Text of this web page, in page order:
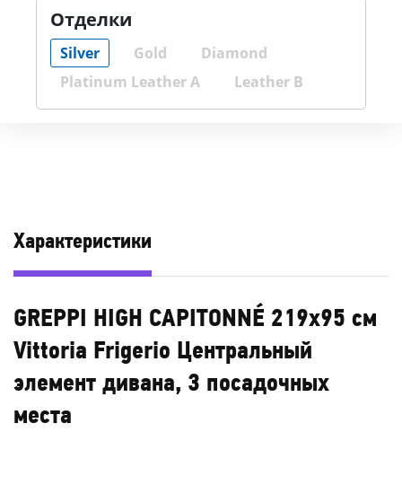
Отделки
Silver Gold
Diamond
Platinum Leather A
Leather B
Характеристики
GREPPI HIGH CAPITONNÉ 219х95 см
Vittoria Frigerio Центральный
элемент дивана, 3 посадочных
места